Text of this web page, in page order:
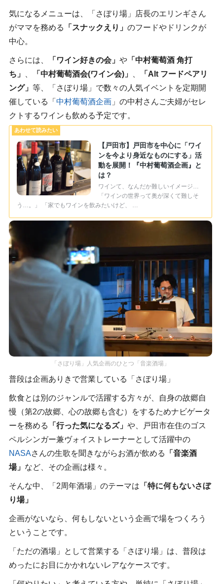
気になるメニューは、「さぼり場」店長のエリンギさん
がママを務める
「スナックえり」 のフードやドリンクが
中心。
さらには、 「ワイン好きの会」 や「中村葡萄酒 角打
ち」
「中村葡萄酒会(ワイン会)」
「Alt フードペアリ
ング」 等、「さぼり場」で数々の人気イベントを定期開
催している「 中村葡萄酒企画」の中村さんご夫婦がセレ
クトするワインも飲める予定です。
【戸田市】戸田市を中心に「ワイ
ンを今より身近なものにする」活
動を展開！『中村葡萄酒企画』と
は？
ワインて、なんだか難しいイメージ…
「ワインの世界って奥が深くて難しそ
う…。」 「家でもワインを飲みたいけど、 …
「さぼり場」人気企画のひとつ「音楽酒場」
普段は企画ありきで営業している「さぼり場」
飲食とは別のジャンルで活躍する方々が、自身の故郷自
慢（第2の故郷、心の故郷も含む）をするためナビゲータ
ーを務める
「行った気になるズ」 や、戸田市在住のゴス
ペルシンガー兼ヴォイストレーナーとして活躍中の
NASAさんの生歌を聞きながらお酒が飲める
「音楽酒
場」 など、その企画は様々。
そんな中、「2周年酒場」のテーマは 「特に何もないさぼ
り場」
企画がないなら、何もしないという企画で場をつくろう
ということです。
「ただの酒場」として営業する「さぼり場」は、普段は
めったにお目にかかれないレアなケースです。